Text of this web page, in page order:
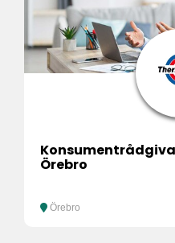
Örebro
Örebro